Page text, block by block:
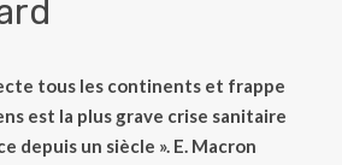
tous les continents et frappe
est la plus grave crise sanitaire
depuis un siècle ». E. Macron